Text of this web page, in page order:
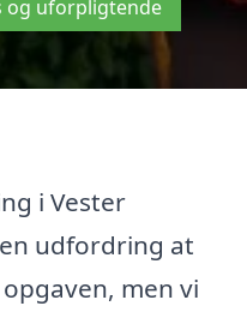
og uforpligtende
i Vester
udfordring at
men vi